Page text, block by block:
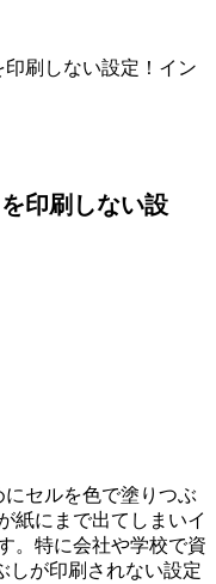
刷しない設定！イン
印刷しない設
セルを色で塗りつぶ
紙にまで出てしまいイ
。特に会社や学校で資
しが印刷されない設定